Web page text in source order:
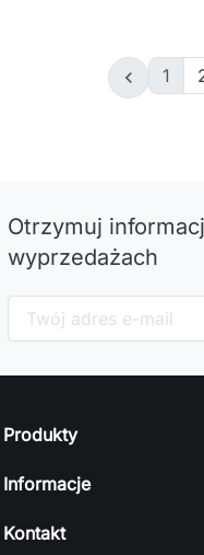
 1
Otrzymuj
wyprzedażach
Produkty
Informacje
Kontakt